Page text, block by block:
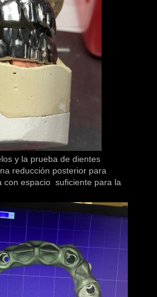
y la prueba de dientes
reducción posterior para
con espacio suficiente para la